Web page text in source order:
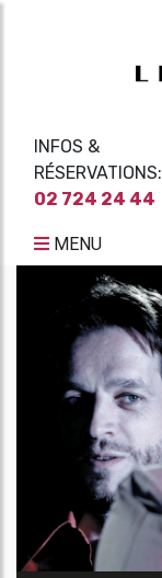
INFOS &
RÉSERVATIONS:
02 724 24 44
MENU